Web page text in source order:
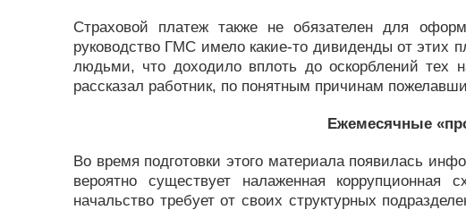
Страховой платеж также не обязателен для
руководство ГМС имело какие-то дивиденды от этих
людьми, что доходило вплоть до оскорблений тех
рассказал работник, по понятным причинам
Ежемесячные
Во время подготовки этого материала появилась
вероятно существует налаженная коррупционная
начальство требует от своих структурных